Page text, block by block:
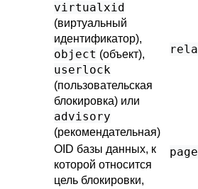
virtualxid
(виртуальный
идентификатор),
object (объект),
userlock
(пользовательская
блокировка) или
advisory
(рекомендательная)
OID базы данных, к
которой относится
цель блокировки,
page